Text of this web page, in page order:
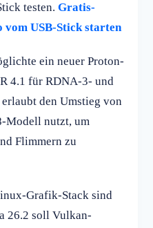
testen. Gratis-
USB-Stick starten
ein neuer Proton-
4.1 für RDNA-3- und
den Umstieg von
Modell nutzt, um
Flimmern zu
Grafik-Stack sind
26.2 soll Vulkan-